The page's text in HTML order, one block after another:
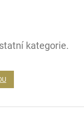
kategorie.